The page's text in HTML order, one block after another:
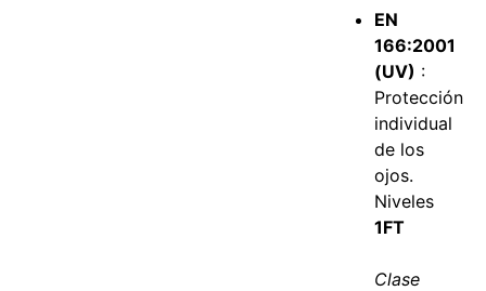
EN
166:2001
(UV) :
Protección
individual
de los
ojos.
Niveles
1FT
Clase